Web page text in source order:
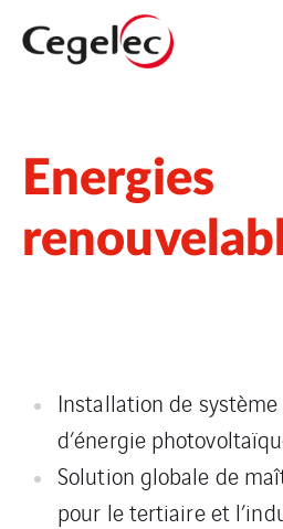
Energies
Installation de
d’énergie
Solution globale de
pour le tertiaire et